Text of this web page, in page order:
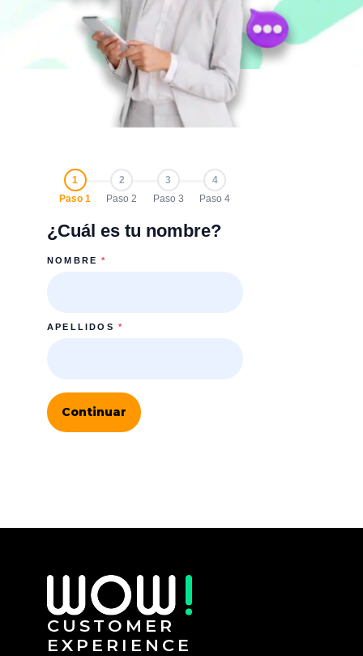
1
Paso 1
2
Paso 2
3
Paso 3
4
Paso 4
¿Cuál es tu nombre?
NOMBRE*
APELLIDOS *
Continuar
CUSTOMER
EXPERIENCE